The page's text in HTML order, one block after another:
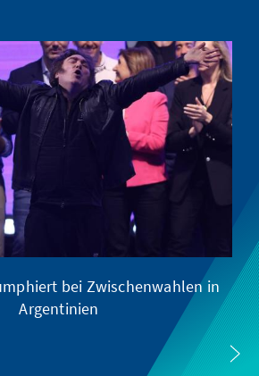
bei Zwischenwahlen in
Argentinien